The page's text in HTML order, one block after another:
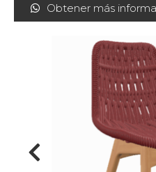
Obtener más